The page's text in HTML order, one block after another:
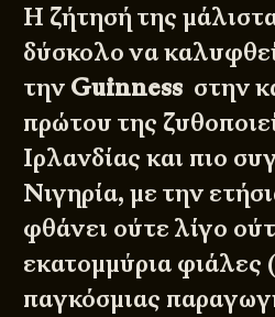
Η ζήτησή της
δύσκολο να
την Guinness στην
πρώτου της
Ιρλανδίας και πιο
Νιγηρία, με την
φθάνει ούτε λίγο
εκατομμύρια φιάλες
παγκόσμιας